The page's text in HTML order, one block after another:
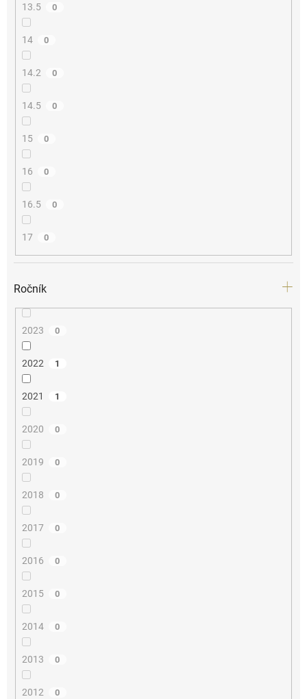
13.5 0
14 0
14.2 0
14.5 0
15 0
16 0
16.5 0
17 0
Ročník
2023 0
2022 1
2021 1
2020 0
2019 0
2018 0
2017 0
2016 0
2015 0
2014 0
2013 0
2012 0